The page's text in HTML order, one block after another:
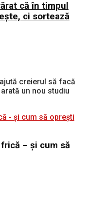
că în timpul
ci sortează
creierul să facă
un nou studiu
– și cum să